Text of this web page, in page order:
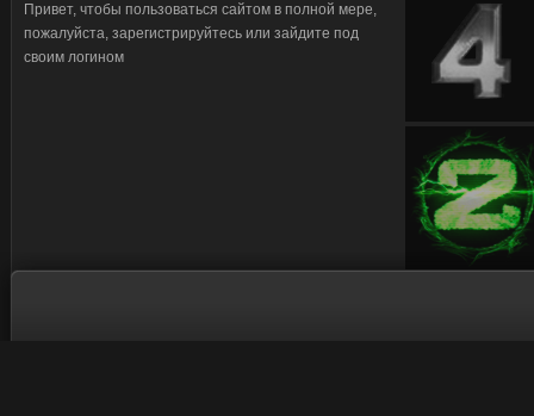
Привет, чтобы пользоваться сайтом в полной мере,
пожалуйста, зарегистрируйтесь или зайдите под
своим логином